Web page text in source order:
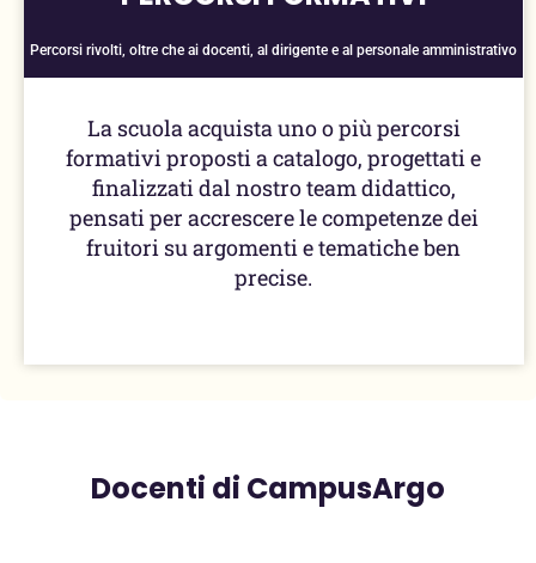
Percorsi rivolti, oltre che ai docenti, al dirigente e al personale amministrativo
La scuola acquista uno o più percorsi
formativi proposti a catalogo, progettati e
finalizzati dal nostro team didattico,
pensati per accrescere le competenze dei
fruitori su argomenti e tematiche ben
precise.
Docenti di CampusArgo